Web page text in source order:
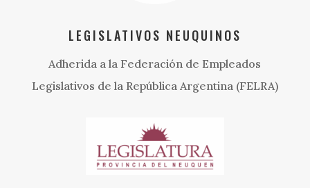
LEGISLATIVOS NEUQUINOS
Adherida a la Federación de Empleados
Legislativos de la República Argentina (FELRA)